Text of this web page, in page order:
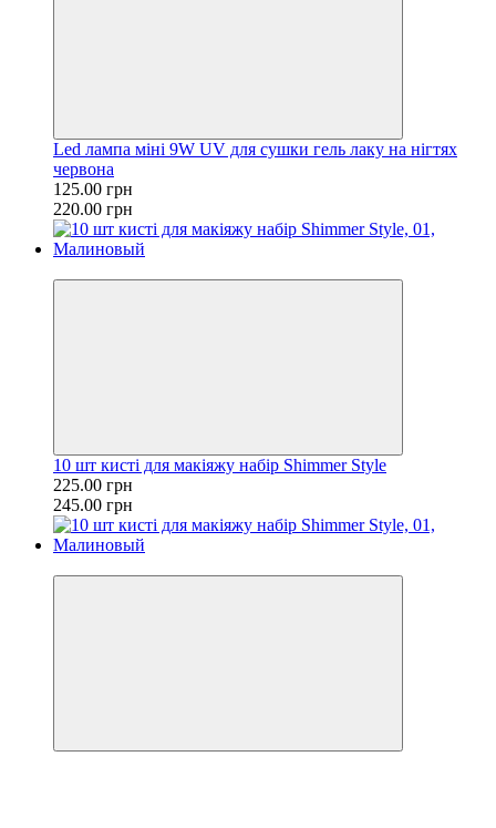
Led лампа міні 9W UV для сушки гель лаку на нігтях
червона
125.00 грн
220.00 грн
10 шт кисті для макіяжу набір Shimmer Style
225.00 грн
245.00 грн